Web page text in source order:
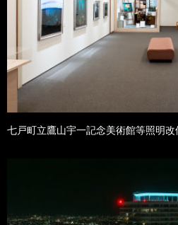
七戸町立鷹山宇一記念美術館等照明改